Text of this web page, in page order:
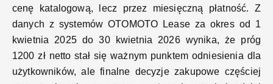
cenę katalogową, lecz przez miesięczną płatność. Z
danych z systemów OTOMOTO Lease za okres od 1
kwietnia 2025 do 30 kwietnia 2026 wynika, że próg
1200 zł netto stał się ważnym punktem odniesienia dla
użytkowników, ale finalne decyzje zakupowe częściej